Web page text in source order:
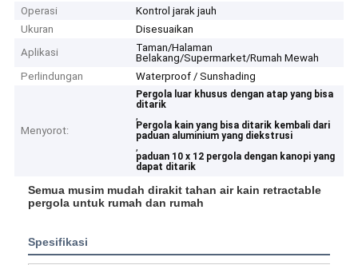
Operasi
Kontrol jarak jauh
Ukuran
Disesuaikan
Aplikasi
Taman/Halaman
Belakang/Supermarket/Rumah Mewah
Perlindungan
Waterproof / Sunshading
Menyorot:
Pergola luar khusus dengan atap yang bisa
ditarik
,
Pergola kain yang bisa ditarik kembali dari
paduan aluminium yang diekstrusi
,
paduan 10 x 12 pergola dengan kanopi yang
dapat ditarik
Semua musim mudah dirakit tahan air kain retractable
pergola untuk rumah dan rumah
Spesifikasi